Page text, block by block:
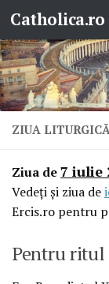
Skip to
Catholica.ro
ZIUA
Ziua de7 iulie
Vedeţi şi ziua de
Ercis.ro pentru
Pentru